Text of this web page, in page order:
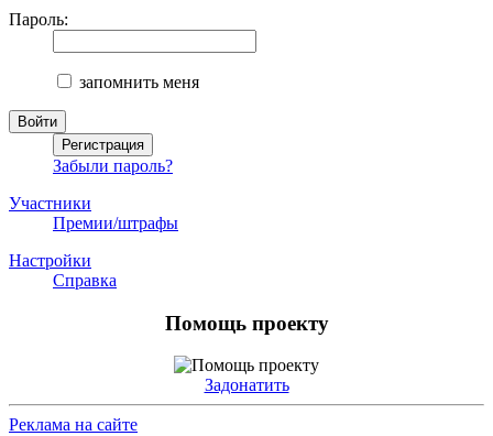
Пароль:
запомнить меня
Забыли пароль?
Участники
Премии/штрафы
Настройки
Справка
Помощь проекту
Задонатить
Реклама на сайте